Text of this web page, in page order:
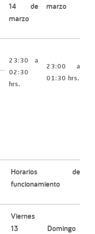
14 de
marzo
marzo
23:30 a
02:30
hrs.
23:00 a
01:30 hrs.
Horarios de
funcionamiento
Viernes
13
Domingo